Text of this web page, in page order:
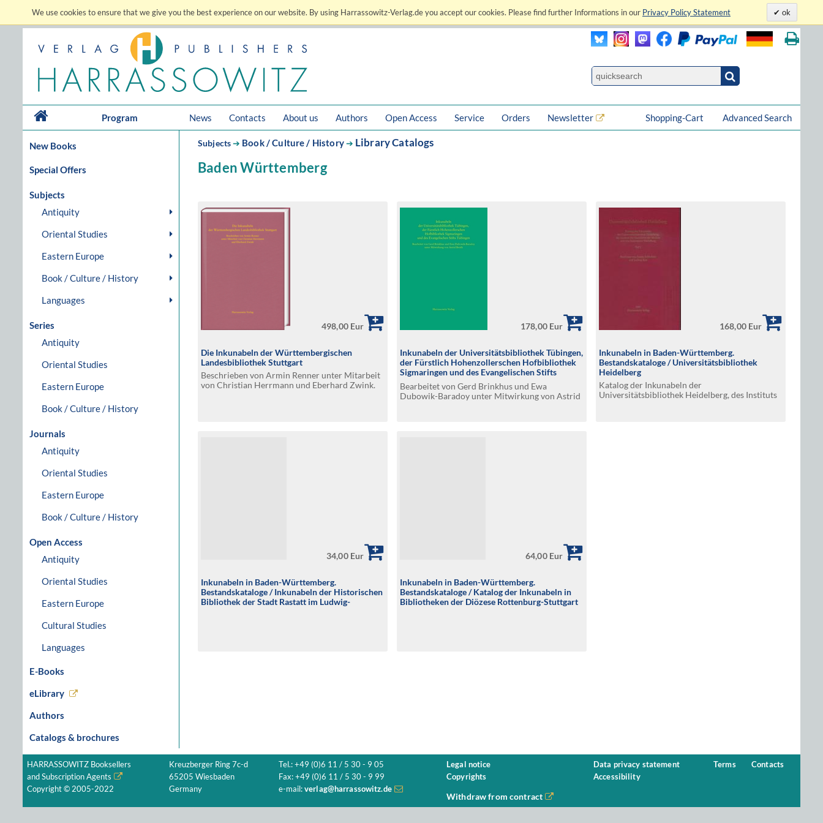
We use cookies to ensure that we give you the best experience on our website. By using Harrassowitz-Verlag.de you accept our cookies. Please find further Informations in our Privacy Policy Statement ok
Program News Contacts About us Authors Open Access Service Orders Newsletter Advanced Search
Shopping-Cart
New Books
Special Offers
Subjects
Antiquity
Oriental Studies
Eastern Europe
Book / Culture / History
Languages
Series
Antiquity
Oriental Studies
Eastern Europe
Book / Culture / History
Journals
Antiquity
Oriental Studies
Eastern Europe
Book / Culture / History
Open Access
Antiquity
Oriental Studies
Eastern Europe
Cultural Studies
Languages
E-Books
eLibrary
Authors
Catalogs & brochures
Subjects➔ Book / Culture / History➔ Library Catalogs
Baden Württemberg
498,00 Eur
Die Inkunabeln der Württembergischen
Landesbibliothek Stuttgart
Beschrieben von Armin Renner unter Mitarbeit
von Christian Herrmann und Eberhard Zwink.
178,00 Eur
Inkunabeln der Universitätsbibliothek Tübingen,
der Fürstlich Hohenzollerschen Hofbibliothek
Sigmaringen und des Evangelischen Stifts
Tübingen
Bearbeitet von Gerd Brinkhus und Ewa
Dubowik-Baradoy unter Mitwirkung von Astrid
168,00 Eur
Inkunabeln in Baden-Württemberg.
Bestandskataloge / Universitätsbibliothek
Heidelberg
Katalog der Inkunabeln der
Universitätsbibliothek Heidelberg, des Instituts
34,00 Eur
Inkunabeln in Baden-Württemberg.
Bestandskataloge / Inkunabeln der Historischen
Bibliothek der Stadt Rastatt im Ludwig-
64,00 Eur
Inkunabeln in Baden-Württemberg.
Bestandskataloge / Katalog der Inkunabeln in
Bibliotheken der Diözese Rottenburg-Stuttgart
HARRASSOWITZ Booksellers
and Subscription Agents
Copyright © 2005-2022
Kreuzberger Ring 7c-d
65205 Wiesbaden
Germany
Tel.: +49 (0)6 11 / 5 30 - 9 05
Fax: +49 (0)6 11 / 5 30 - 9 99
e-mail: verlag@harrassowitz.de
Legal notice
Copyrights
Data privacy statement
Accessibility
Terms Contacts
Withdraw from contract